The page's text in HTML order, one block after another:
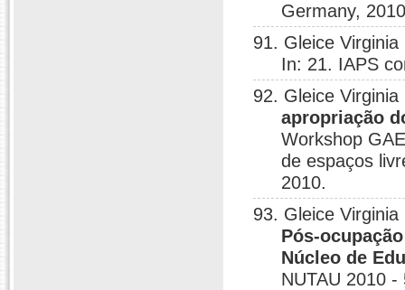
Germany,
91. Gleice
In: 21. IAPS
92. Gleice
apropriação
Workshop
de espaços
2010.
93. Gleice
Pós-
Núcleo de
NUTAU 2010